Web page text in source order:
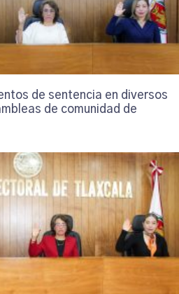
de sentencia en diversos
de comunidad de